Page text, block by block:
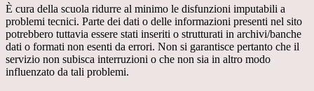
È cura della scuola ridurre al minimo le disfunzioni imputabili a
problemi tecnici. Parte dei dati o delle informazioni presenti nel sito
potrebbero tuttavia essere stati inseriti o strutturati in archivi/banche
dati o formati non esenti da errori. Non si garantisce pertanto che il
servizio non subisca interruzioni o che non sia in altro modo
influenzato da tali problemi.